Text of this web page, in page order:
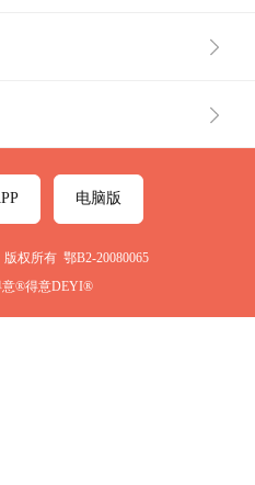
电脑版
权所有 鄂B2-20080065
®得意DEYI®